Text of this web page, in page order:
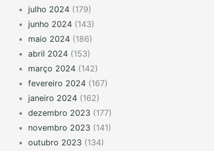
julho 2024 (179)
junho 2024 (143)
maio 2024 (186)
abril 2024 (153)
março 2024 (142)
fevereiro 2024 (167)
janeiro 2024 (162)
dezembro 2023 (177)
novembro 2023 (141)
outubro 2023 (134)